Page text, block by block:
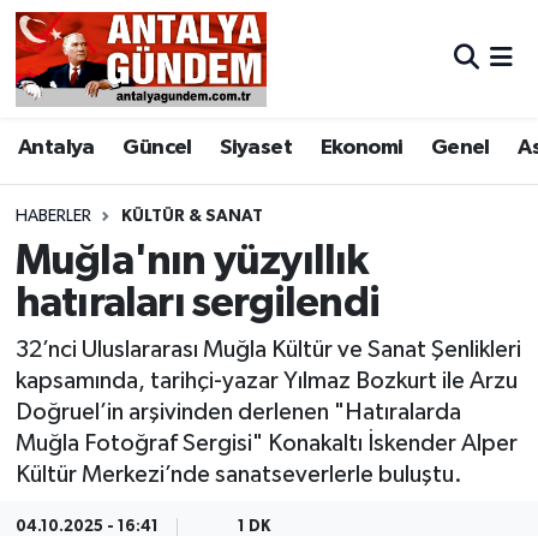
Antalya Güncel Siyaset Ekonomi Genel
HABERLER KÜLTÜR & SANAT
Muğla'nın yüzyıllık
hatıraları sergilendi
32’nci Uluslararası Muğla Kültür ve Sanat Şenlikleri
kapsamında, tarihçi-yazar Yılmaz Bozkurt ile Arzu
Doğruel’in arşivinden derlenen "Hatıralarda
Muğla Fotoğraf Sergisi" Konakaltı İskender Alper
Kültür Merkezi’nde sanatseverlerle buluştu.
04.10.2025 - 16:41 1 DK
Antalya
Asayiş
Bilim & Teknoloji
Bölge
EĞİTİM
Ekonomi
Görüntülü Haber
Antalya Nöbetçi Eczaneler
Antalya Hava Durumu
Antalya Namaz Vakitleri
Antalya Trafik Yoğunluk Haritası
Süper Lig Puan Durumu ve Fikstür
Tüm Manşetler
Son Dakika Haberleri
Haber Arşivi